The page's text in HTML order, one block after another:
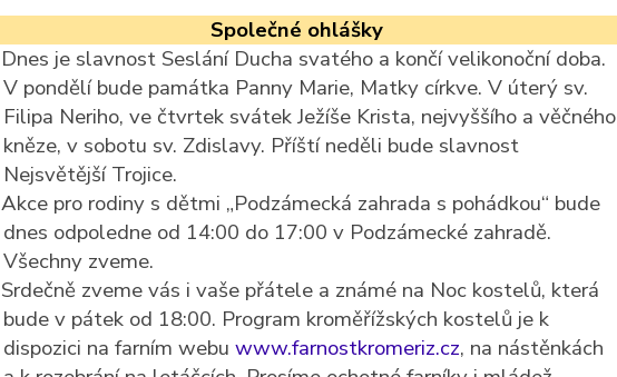
Společné ohlášky
Dnes je slavnost Seslání Ducha svatého a končí velikonoční doba.
V pondělí bude památka Panny Marie, Matky církve. V úterý sv.
Filipa Neriho, ve čtvrtek svátek Ježíše Krista, nejvyššího a věčného
kněze, v sobotu sv. Zdislavy. Příští neděli bude slavnost
Nejsvětější Trojice.
Akce pro rodiny s dětmi „Podzámecká zahrada s pohádkou“ bude
dnes odpoledne od 14:00 do 17:00 v Podzámecké zahradě.
Všechny zveme.
Srdečně zveme vás i vaše přátele a známé na Noc kostelů, která
bude v pátek od 18:00. Program kroměřížských kostelů je k
dispozici na farním webu www.farnostkromeriz.cz, na nástěnkách